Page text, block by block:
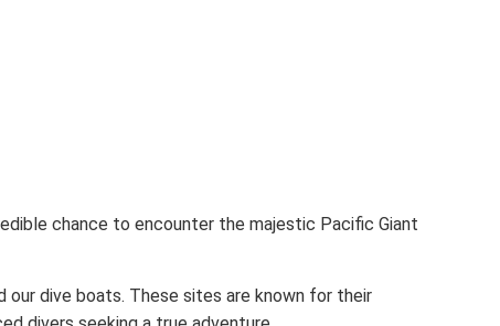
chance to encounter the majestic Pacific Giant
our dive boats. These sites are known for their